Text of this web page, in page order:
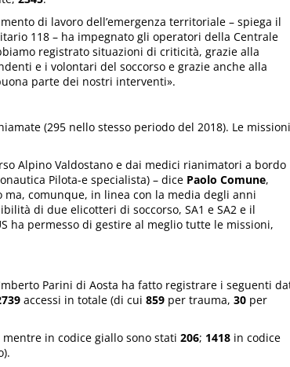
di lavoro dell’emergenza territoriale – spiega il
118 – ha impegnato gli operatori della Centrale
registrato situazioni di criticità, grazie alla
e i volontari del soccorso e grazie anche alla
parte dei nostri interventi».
(295 nello stesso periodo del 2018). Le missioni
Alpino Valdostano e dai medici rianimatori a bordo
Pilota-e specialista) – dice Paolo Comune,
comunque, in linea con la media degli anni
di due elicotteri di soccorso, SA1 e SA2 e il
ha permesso di gestire al meglio tutte le missioni,
Parini di Aosta ha fatto registrare i seguenti
accessi in totale (di cui 859 per trauma, 30 per
mentre in codice giallo sono stati 206; 1418 in codice